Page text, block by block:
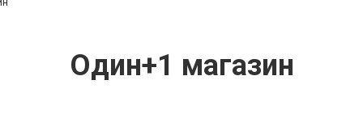
Один+1 магазин